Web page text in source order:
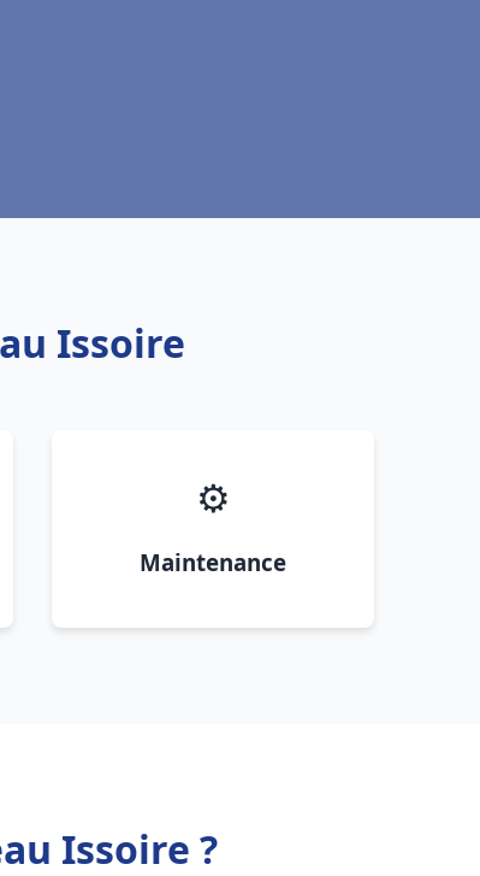
Issoire
⚙️
Maintenance
Issoire ?